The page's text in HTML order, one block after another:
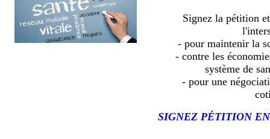
Signez la pétition
- pour maintenir la
- contre les
système de
- pour une
SIGNEZ PÉTITION